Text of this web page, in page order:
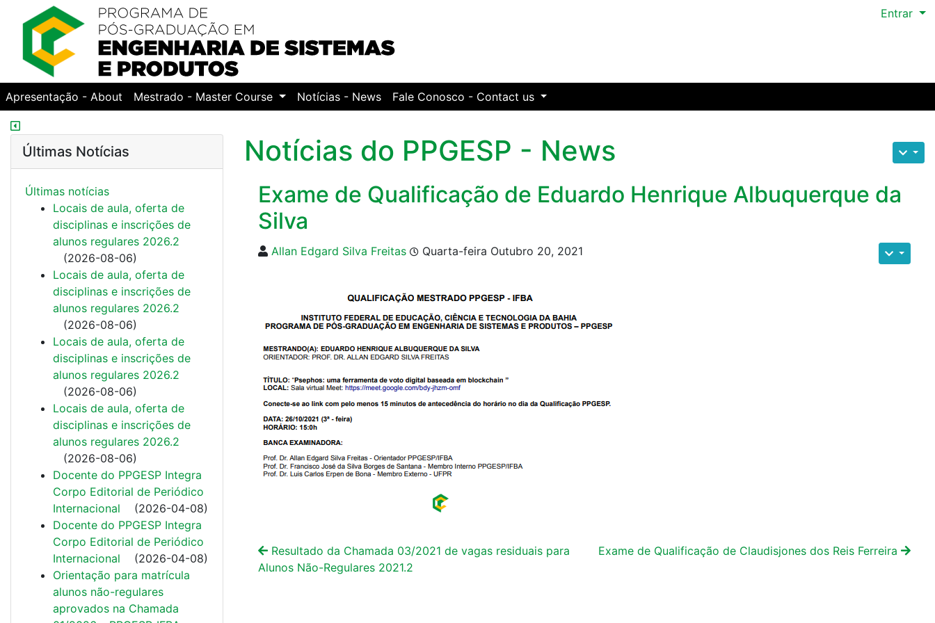
Entrar
Apresentação - About Mestrado - Master Course Notícias - News Fale Conosco - Contact us
Notícias do PPGESP - News
Exame de Qualificação de Eduardo Henrique Albuquerque da
Silva
Allan Edgard Silva Freitas Quarta-feira Outubro 20, 2021
Resultado da Chamada 03/2021 de vagas residuais para
Alunos Não-Regulares 2021.2
Exame de Qualificação de Claudisjones dos Reis Ferreira
Últimas Notícias
Últimas notí­cias
Locais de aula, oferta de
disciplinas e inscrições de
alunos regulares 2026.2
(2026-08-06)
Locais de aula, oferta de
disciplinas e inscrições de
alunos regulares 2026.2
(2026-08-06)
Locais de aula, oferta de
disciplinas e inscrições de
alunos regulares 2026.2
(2026-08-06)
Locais de aula, oferta de
disciplinas e inscrições de
alunos regulares 2026.2
(2026-08-06)
Docente do PPGESP Integra
Corpo Editorial de Periódico
Internacional
(2026-04-08)
Docente do PPGESP Integra
Corpo Editorial de Periódico
Internacional
(2026-04-08)
Orientação para matrícula
alunos não-regulares
aprovados na Chamada